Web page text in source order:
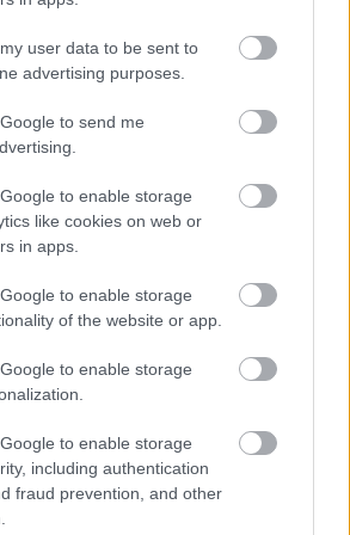
user data to be sent to
advertising purposes.
to send me
to enable storage
like cookies on web or
in apps.
to enable storage
of the website or app.
to enable storage
to enable storage
including authentication
fraud prevention, and other
ostatnie mecze obu drużyn oraz statystyki
vs. Jagiellonia Białystok CLJ - relacja, wynik
CLJ - Jagiellonia Białystok CLJ znajdziesz
jego zakończeniu. Jeżeli szukasz informacji
Polonia Warszawa CLJ vs. Jagiellonia
strzelcy
dostępna jest
albo innych
na pewno znajdziesz takie informacje na
jednak, że nigdzie nie pojawi się stream online z
Rzeszów |ITA TOOLS Stal Mielec
| Texom Stal Rzeszów|Stal Mielec
| Stal Stalowa Wola|Wisła Kraków
Kraków